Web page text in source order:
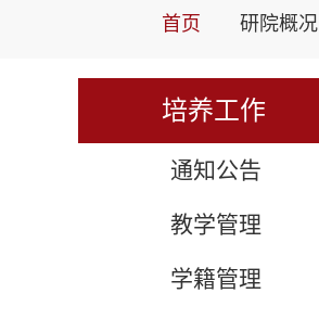
首页 研院概况
培养工作
通知公告
教学管理
学籍管理